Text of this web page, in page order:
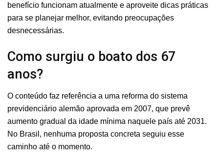
benefício funcionam atualmente e aproveite dicas práticas
para se planejar melhor, evitando preocupações
desnecessárias.
Como surgiu o boato dos 67
anos?
O conteúdo faz referência a uma reforma do sistema
previdenciário alemão aprovada em 2007, que prevê
aumento gradual da idade mínima naquele país até 2031.
No Brasil, nenhuma proposta concreta seguiu esse
caminho até o momento.